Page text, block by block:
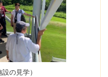
の見学）